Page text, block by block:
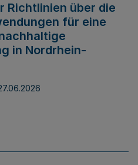
Richtlinien über die
für eine
in Nordrhein-